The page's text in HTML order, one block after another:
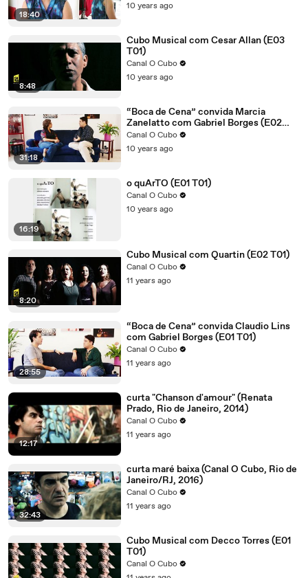
18:40
10 years ago
8:48
Cubo Musical com Cesar Allan (E03
T01)
Canal O Cubo
10 years ago
31:18
“Boca de Cena” convida Marcia
Zanelatto com Gabriel Borges (E02
T01)
Canal O Cubo
10 years ago
16:19
o quArTO (E01 T01)
Canal O Cubo
10 years ago
8:20
Cubo Musical com Quartin (E02 T01)
Canal O Cubo
11 years ago
28:55
“Boca de Cena” convida Claudio Lins
com Gabriel Borges (E01 T01)
Canal O Cubo
11 years ago
12:17
curta "Chanson d'amour" (Renata
Prado, Rio de Janeiro, 2014)
Canal O Cubo
11 years ago
32:43
curta maré baixa (Canal O Cubo, Rio de
Janeiro/RJ, 2016)
Canal O Cubo
11 years ago
Cubo Musical com Decco Torres (E01
T01)
Canal O Cubo